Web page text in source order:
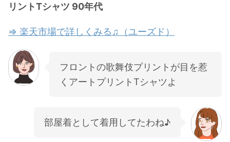
リントTシャツ 90年代
⇒ 楽天市場で詳しくみる♫（ユーズド）
フロントの歌舞伎プリントが目を惹
くアートプリントTシャツよ
部屋着として着用してたわね♪